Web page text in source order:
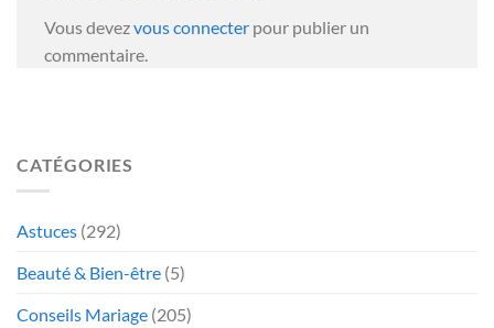
Vous devezvous connecter pour publier un
commentaire.
CATÉGORIES
Astuces (292)
Beauté & Bien-être (5)
Conseils Mariage (205)